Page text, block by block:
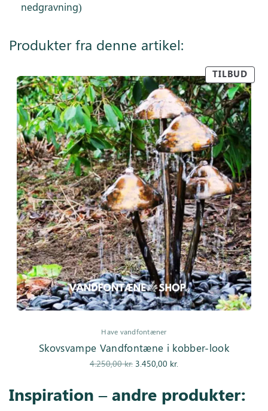
nedgravning)
Produkter fra denne artikel:
TILBUD
Have vandfontæner
Skovsvampe Vandfontæne i kobber-look
4.250,00kr.
Den
pris var:
4.250,00 kr..
3.450,00 kr.
er:
3.450,00 kr..
Inspiration – andre produkter: